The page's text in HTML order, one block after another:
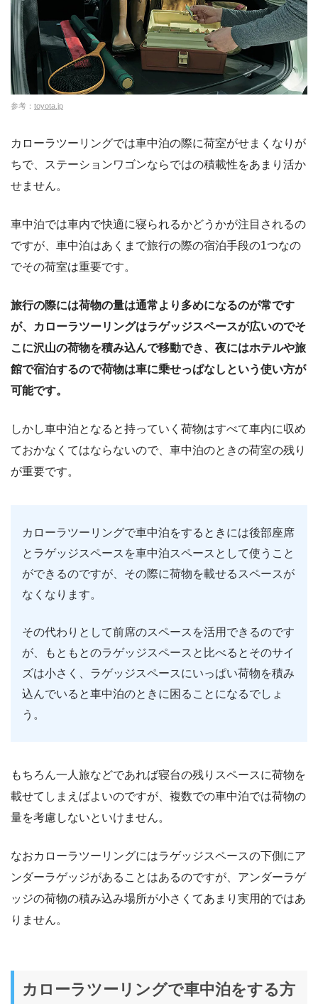
参考： toyota.jp
カローラツーリングでは車中泊の際に荷室がせまくなりが
ちで、ステーションワゴンならではの積載性をあまり活か
せません。
車中泊では車内で快適に寝られるかどうかが注目されるの
ですが、車中泊はあくまで旅行の際の宿泊手段の1つなの
でその荷室は重要です。
旅行の際には荷物の量は通常より多めになるのが常です
が、カローラツーリングはラゲッジスペースが広いのでそ
こに沢山の荷物を積み込んで移動でき、夜にはホテルや旅
館で宿泊するので荷物は車に乗せっぱなしという使い方が
可能です。
しかし車中泊となると持っていく荷物はすべて車内に収め
ておかなくてはならないので、車中泊のときの荷室の残り
が重要です。
カローラツーリングで車中泊をするときには後部座席
とラゲッジスペースを車中泊スペースとして使うこと
ができるのですが、その際に荷物を載せるスペースが
なくなります。
その代わりとして前席のスペースを活用できるのです
が、もともとのラゲッジスペースと比べるとそのサイ
ズは小さく、ラゲッジスペースにいっぱい荷物を積み
込んでいると車中泊のときに困ることになるでしょ
う。
もちろん一人旅などであれば寝台の残りスペースに荷物を
載せてしまえばよいのですが、複数での車中泊では荷物の
量を考慮しないといけません。
なおカローラツーリングにはラゲッジスペースの下側にア
ンダーラゲッジがあることはあるのですが、アンダーラゲ
ッジの荷物の積み込み場所が小さくてあまり実用的ではあ
りません。
カローラツーリングで車中泊をする方